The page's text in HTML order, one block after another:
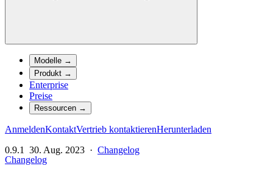
Modelle →
Produkt →
Enterprise
Preise
Ressourcen →
AnmeldenKontaktVertrieb kontaktierenHerunterladen
0.9.1
30. Aug. 2023 · Changelog
Changelog